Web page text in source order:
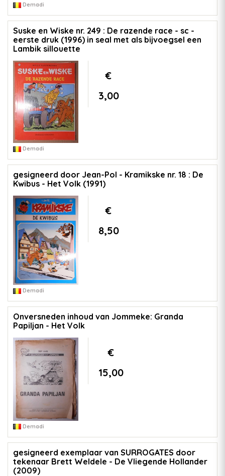
Demadi
Suske en Wiske nr. 249 : De razende race - sc -
eerste druk (1996) in seal met als bijvoegsel een
Lambik sillouette
€
3,00
Demadi
gesigneerd door Jean-Pol - Kramikske nr. 18 : De
Kwibus - Het Volk (1991)
€
8,50
Demadi
Onversneden inhoud van Jommeke: Granda
Papiljan - Het Volk
€
15,00
Demadi
gesigneerd exemplaar van SURROGATES door
tekenaar Brett Weldele - De Vliegende Hollander
(2009)